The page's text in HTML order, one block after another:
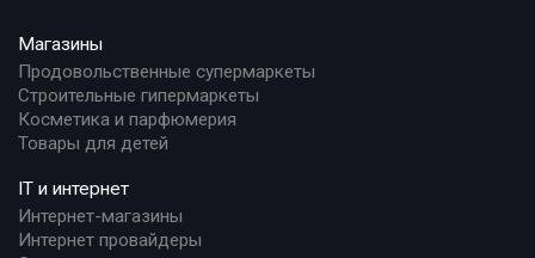
Магазины
Продовольственные супермаркеты
Строительные гипермаркеты
Косметика и парфюмерия
Товары для детей
IT и интернет
Интернет-магазины
Интернет провайдеры